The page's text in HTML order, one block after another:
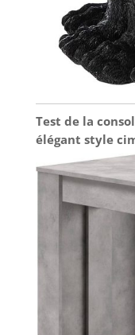
Test de la
élégant style